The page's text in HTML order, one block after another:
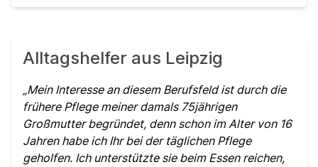
Alltagshelfer aus Leipzig
Mein Interesse an diesem Berufsfeld ist durch die
frühere Pflege meiner damals 75jährigen
Großmutter begründet, denn schon im Alter von 16
Jahren habe ich Ihr bei der täglichen Pflege
geholfen. Ich unterstützte sie beim Essen reichen,